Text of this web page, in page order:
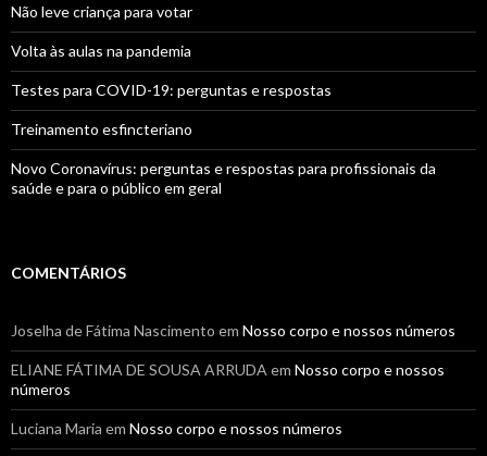
Não leve criança para votar
Volta às aulas na pandemia
Testes para COVID-19: perguntas e respostas
Treinamento esfincteriano
Novo Coronavírus: perguntas e respostas para profissionais da
saúde e para o público em geral
COMENTÁRIOS
Joselha de Fátima Nascimento em Nosso corpo e nossos números
ELIANE FÁTIMA DE SOUSA ARRUDA em Nosso corpo e nossos
números
Luciana Maria em Nosso corpo e nossos números